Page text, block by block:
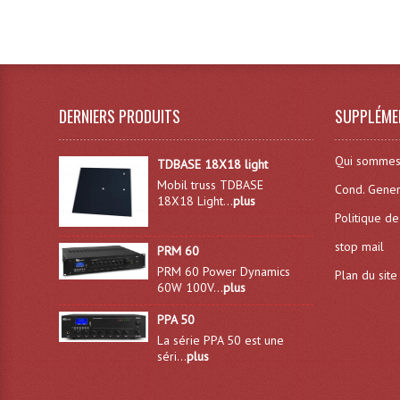
DERNIERS PRODUITS
TDBASE 18X18 light
Mobil truss TDBASE
18X18 Light...plus
PRM 60
PRM 60 Power Dynamics
60W 100V...plus
PPA 50
La série PPA 50 est une
séri...plus
Qui
Cond.
Politique
stop mail
Plan du site